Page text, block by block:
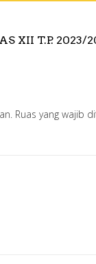
XII T.P. 2023/
Ruas yang wajib